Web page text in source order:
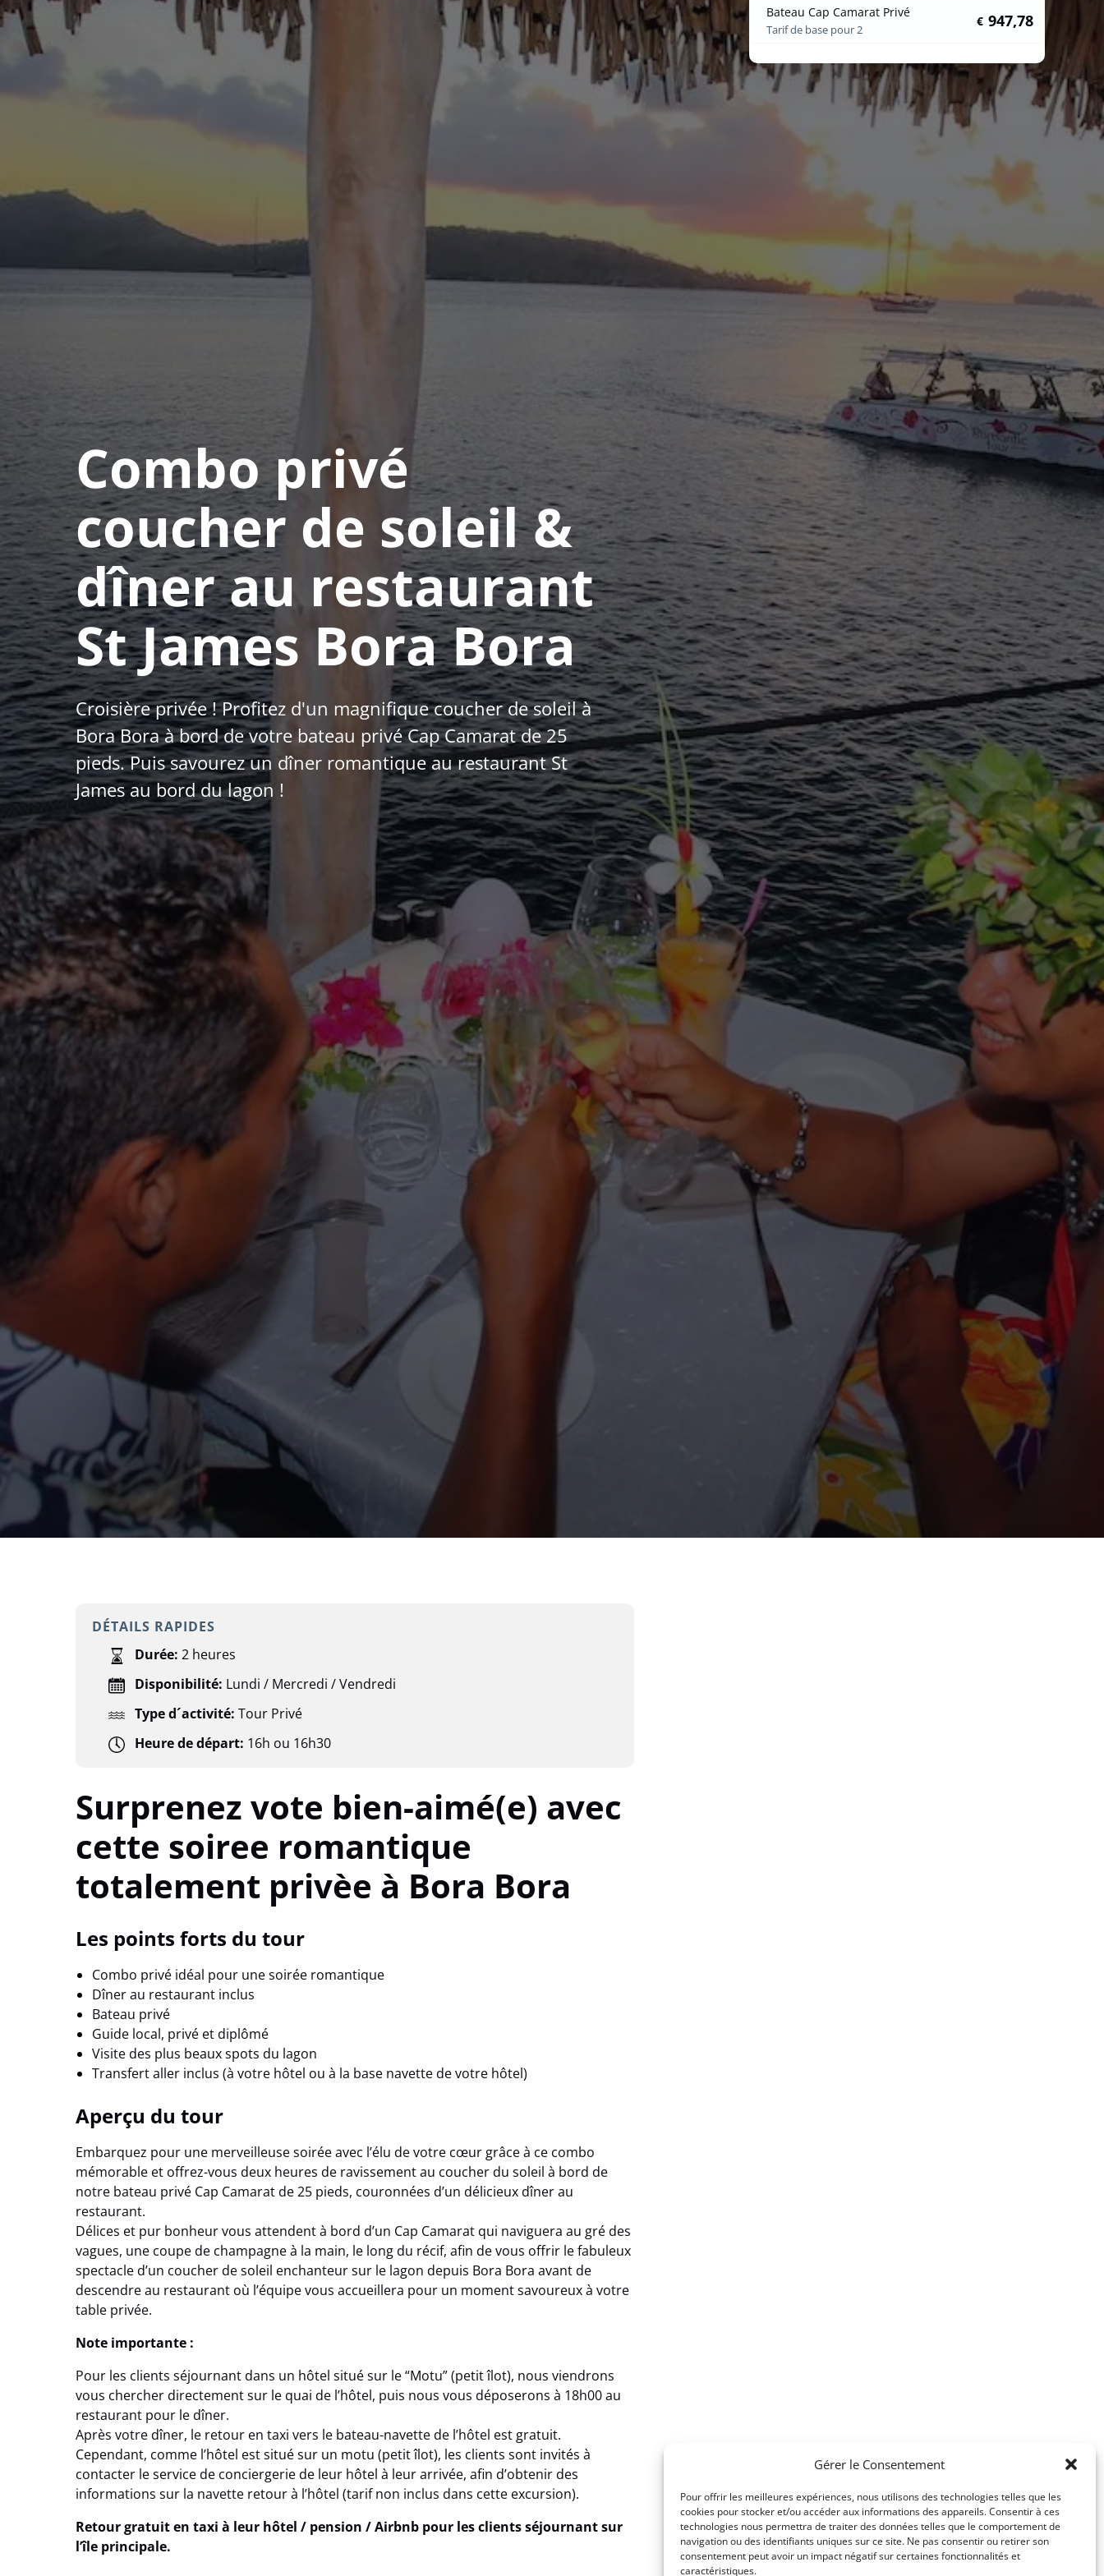
Gérer le Consentement
Pour offrir les meilleures expériences, nous utilisons des technologies telles que les
cookies pour stocker et/ou accéder aux informations des appareils. Consentir à ces
technologies nous permettra de traiter des données telles que le comportement de
navigation ou des identifiants uniques sur ce site. Ne pas consentir ou retirer son
consentement peut avoir un impact négatif sur certaines fonctionnalités et
caractéristiques.
Combo privé
coucher de soleil &
dîner au restaurant
St James Bora Bora
Croisière privée ! Profitez d'un magnifique coucher de soleil à
Bora Bora à bord de votre bateau privé Cap Camarat de 25
pieds. Puis savourez un dîner romantique au restaurant St
James au bord du lagon !
Bateau Cap Camarat Privé
Tarif de base pour 2
€ 947,78
DÉTAILS RAPIDES
Durée: 2 heures
Disponibilité: Lundi / Mercredi / Vendredi
Type d´activité: Tour Privé
Heure de départ: 16h ou 16h30
Surprenez vote bien-aimé(e) avec
cette soiree romantique
totalement privèe à Bora Bora
Les points forts du tour
Combo privé idéal pour une soirée romantique
Dîner au restaurant inclus
Bateau privé
Guide local, privé et diplômé
Visite des plus beaux spots du lagon
Transfert aller inclus (à votre hôtel ou à la base navette de votre hôtel)
Aperçu du tour
Embarquez pour une merveilleuse soirée avec l’élu de votre cœur grâce à ce combo
mémorable et offrez-vous deux heures de ravissement au coucher du soleil à bord de
notre bateau privé Cap Camarat de 25 pieds, couronnées d’un délicieux dîner au
restaurant.
Délices et pur bonheur vous attendent à bord d’un Cap Camarat qui naviguera au gré des
vagues, une coupe de champagne à la main, le long du récif, afin de vous offrir le fabuleux
spectacle d’un coucher de soleil enchanteur sur le lagon depuis Bora Bora avant de
descendre au restaurant où l’équipe vous accueillera pour un moment savoureux à votre
table privée.
Note importante :
Pour les clients séjournant dans un hôtel situé sur le “Motu” (petit îlot), nous viendrons
vous chercher directement sur le quai de l’hôtel, puis nous vous déposerons à 18h00 au
restaurant pour le dîner.
Après votre dîner, le retour en taxi vers le bateau-navette de l’hôtel est gratuit.
Cependant, comme l’hôtel est situé sur un motu (petit îlot), les clients sont invités à
contacter le service de conciergerie de leur hôtel à leur arrivée, afin d’obtenir des
informations sur la navette retour à l’hôtel (tarif non inclus dans cette excursion).
Retour gratuit en taxi à leur hôtel / pension / Airbnb pour les clients séjournant sur
l’île principale.